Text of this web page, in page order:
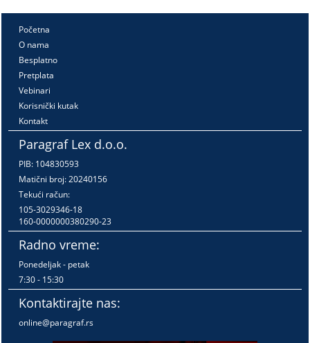
Početna
O nama
Besplatno
Pretplata
Vebinari
Korisnički kutak
Kontakt
Paragraf Lex d.o.o.
PIB: 104830593
Matični broj: 20240156
Tekući račun:
105-3029346-18
160-0000000380290-23
Radno vreme:
Ponedeljak - petak
7:30 - 15:30
Kontaktirajte nas:
online@paragraf.rs